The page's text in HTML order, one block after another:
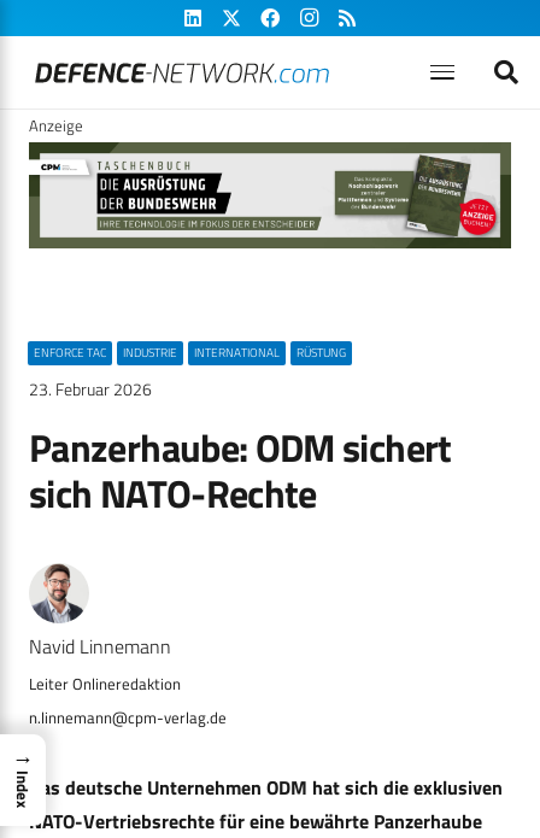
Anzeige
ENFORCE TAC INDUSTRIE INTERNATIONAL RÜSTUNG
23. Februar 2026
Panzerhaube: ODM sichert
sich NATO-Rechte
Navid Linnemann
n.linnemann@cpm-verlag.de
Das deutsche Unternehmen ODM hat sich die exklusiven
NATO-Vertriebsrechte für eine bewährte Panzerhaube
→
Index